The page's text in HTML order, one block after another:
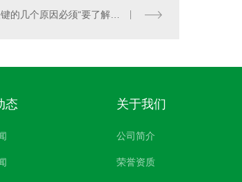
影响甲醛释放.关键的几个原因必须“要了解”！
态 关于我们
公司简介
荣誉资质